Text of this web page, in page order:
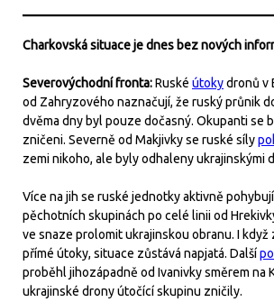
Charkovská situace je dnes bez nových
Severovýchodní fronta:Ruské útokydronů v
od Zahryzového naznačují, že ruský průnik
dvěma dny byl pouze dočasný. Okupanti se
zničeni. Severně od Makjivky se ruské síly
zemi nikoho, ale byly odhaleny ukrajinskými
Více na jih se ruské jednotky aktivně
pěchotních skupinách po celé linii od
ve snaze prolomit ukrajinskou obranu. I když
přímé útoky, situace zůstává napjatá. Další
proběhl jihozápadně od Ivanivky směrem na
ukrajinské drony útočící skupinu zničily.